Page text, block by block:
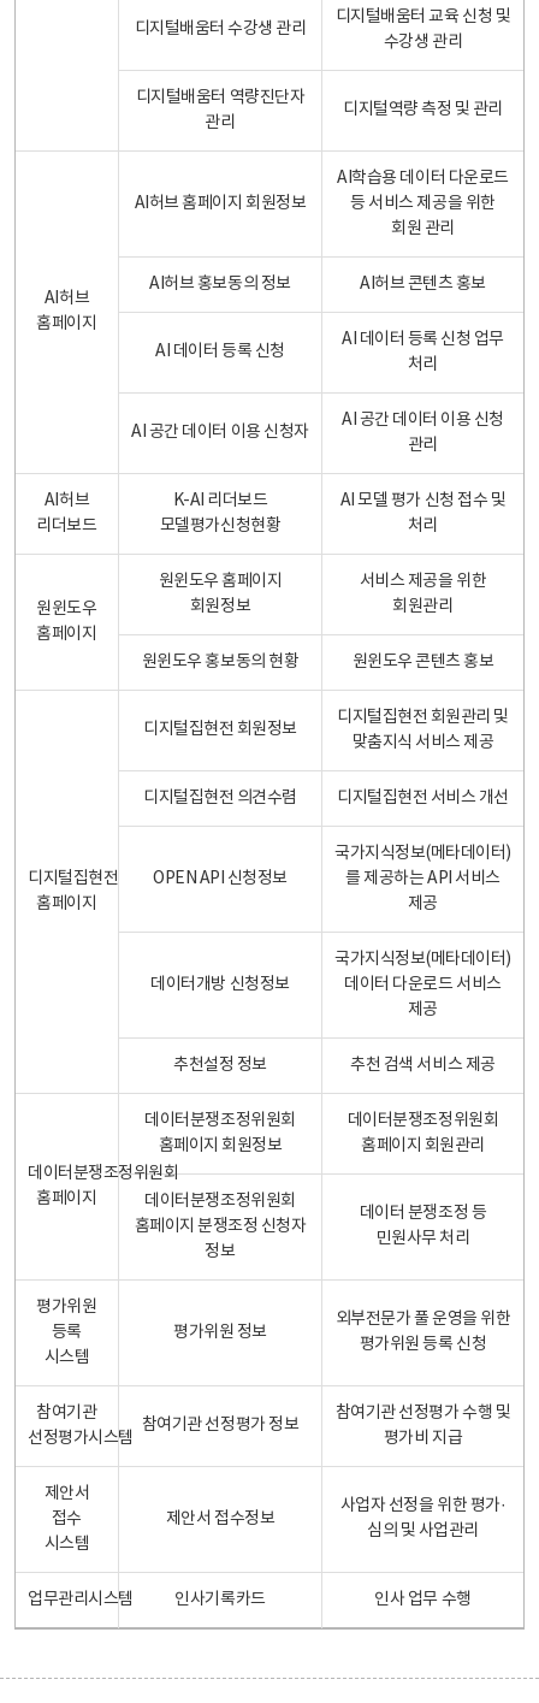
디지털배움터 수강생 관리
디지털배움터 교육 신청 및
수강생 관리
디지털배움터 역량진단자
관리
디지털역량 측정 및 관리
AI허브
홈페이지
AI허브 홈페이지 회원정보
AI학습용 데이터 다운로드
등 서비스 제공을 위한
회원 관리
AI허브 홍보동의 정보 AI허브 콘텐츠 홍보
AI 데이터 등록 신청
AI 데이터 등록 신청 업무
처리
AI 공간 데이터 이용 신청자
AI 공간 데이터 이용 신청
관리
AI허브
리더보드
K-AI 리더보드
모델평가신청현황
AI 모델 평가 신청 접수 및
처리
원윈도우
홈페이지
원윈도우 홈페이지
회원정보
서비스 제공을 위한
회원관리
원윈도우 홍보동의 현황 원윈도우 콘텐츠 홍보
디지털집현전
홈페이지
디지털집현전 회원정보
디지털집현전 회원관리 및
맞춤지식 서비스 제공
디지털집현전 의견수렴 디지털집현전 서비스 개선
OPEN API 신청정보
국가지식정보(메타데이터)
를 제공하는 API 서비스
제공
데이터개방 신청정보
국가지식정보(메타데이터)
데이터 다운로드 서비스
제공
추천설정 정보 추천 검색 서비스 제공
데이터분쟁조정위원회
홈페이지
데이터분쟁조정위원회
홈페이지 회원정보
데이터분쟁조정위원회
홈페이지 회원관리
데이터분쟁조정위원회
홈페이지 분쟁조정 신청자
정보
데이터 분쟁조정 등
민원사무 처리
평가위원
등록
시스템
평가위원 정보
외부전문가 풀 운영을 위한
평가위원 등록 신청
참여기관
선정평가시스템
참여기관 선정평가 정보
참여기관 선정평가 수행 및
평가비 지급
제안서
접수
시스템
제안서 접수정보
사업자 선정을 위한 평가·
심의 및 사업관리
업무관리시스템 인사기록카드 인사 업무 수행